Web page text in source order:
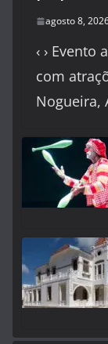
agosto 8,
‹ › Evento
com
Nogueira,